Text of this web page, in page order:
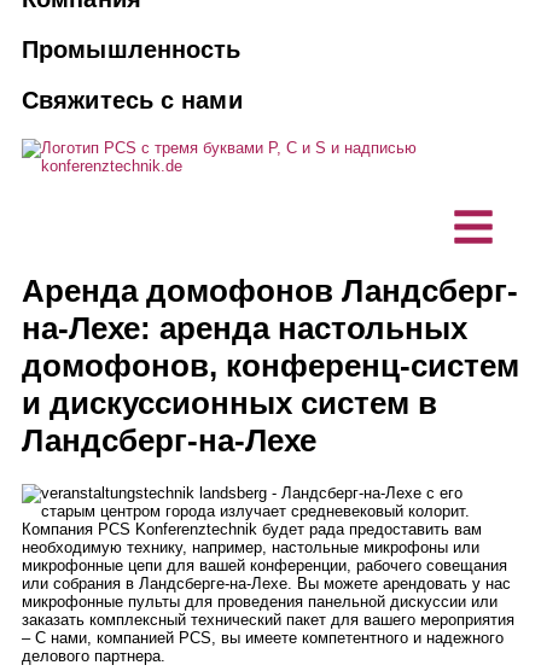
Заказать переводчика
обслуживание
Безбарьерная коммуникация
Системы ориентации пассажиров
Решения для устного перевода с
Гибридные мероприятия
Технология устного перевода
Переговорные устройства /
настольные микрофоны
10 веских причин для увольнения
Видение, устойчивость
Проекты, ссылки
Новости
Промышленность
Переводчики
Ассоциации и клубы
IT-компания
Свяжитесь с нами
Аренда домофонов Ландсберг-
на-Лехе: аренда настольных
домофонов, конференц-систем
и дискуссионных систем в
Ландсберг-на-Лехе